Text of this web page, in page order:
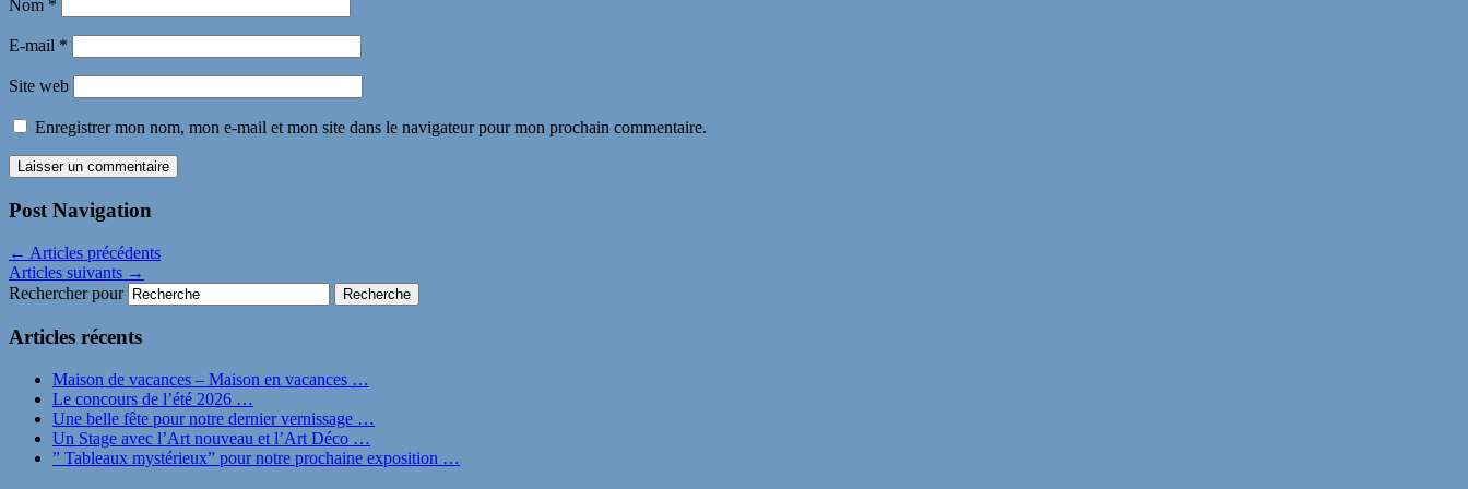
Nom *
E-mail *
Site web
Enregistrer mon nom, mon e-mail et mon site dans le navigateur pour mon prochain commentaire.
Post Navigation
← Articles précédents
Articles suivants →
Rechercher pour
Articles récents
Maison de vacances – Maison en vacances …
Le concours de l’été 2026 …
Une belle fête pour notre dernier vernissage …
Un Stage avec l’Art nouveau et l’Art Déco …
” Tableaux mystérieux” pour notre prochaine exposition …